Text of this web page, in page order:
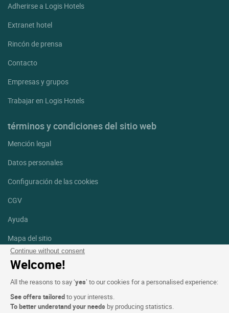
Continue without consent
Welcome!
All the reasons to say ‘yes’ to our cookies for a personalised experience:
See offers tailoredto your interests.
To better understand your needs by producing statistics.
Adherirse a Logis Hotels
Extranet hotel
Rincón de prensa
Contacto
Empresas y grupos
Trabajar en Logis Hotels
términos y condiciones del sitio web
Mención legal
Datos personales
Configuración de las cookies
CGV
Ayuda
Mapa del sitio
Créditos
fotografías
Facebook